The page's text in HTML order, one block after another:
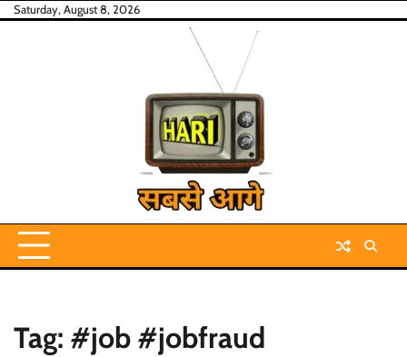
SkipSaturday, August 8, 2026
Tag: #job #jobfraud